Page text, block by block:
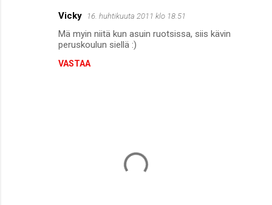
Vicky 16. huhtikuuta 2011 klo 18.51
Mä myin niitä kun asuin ruotsissa, siis kävin
peruskoulun siellä :)
VASTAA